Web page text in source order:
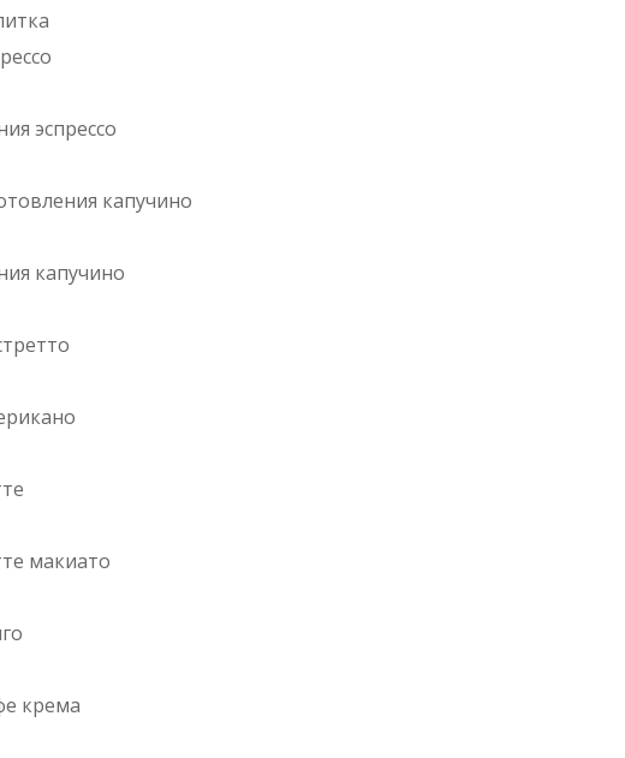
эспрессо
капучино
капучино
макиато
крема